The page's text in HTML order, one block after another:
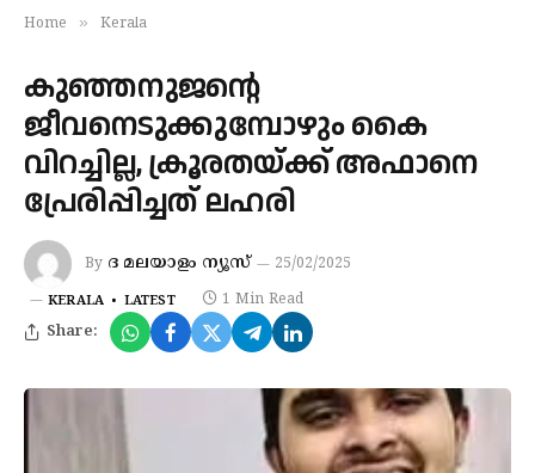
Home » Kerala
കുഞ്ഞനുജന്റെ
ജീവനെടുക്കുമ്പോഴും കൈ
വിറച്ചില്ല,​ ക്രൂരതയ്ക്ക് അഫാനെ
പ്രേരിപ്പിച്ചത് ലഹരി
By ദ മലയാളം ന്യൂസ് 25/02/2025
KERALA LATEST 1 Min Read
Share: